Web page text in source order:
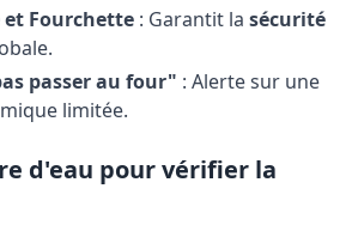
et Fourchette : Garantit la sécurité
passer au four" : Alerte sur une
limitée.
d'eau pour vérifier la